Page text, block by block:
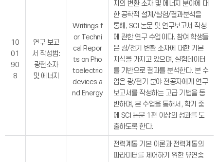
10
01
90
8
연구 보고
서 작성법:
광전소자
및 에너지
Writings f
or Techni
cal Repor
ts on Pho
toelectric
devices a
nd Energy
지의 변환 소자 및 에너지 분야에 대
한 공학적 설계/실험/결과분석을
통해, SCI 논문 및 연구보고서 작성
에 관한 연구 수업이다. 참여 학생들
은 광/전기 변환 소자에 대한 기본
지식을 가지고 있으며, 실험데이터
를 기반으로 결과를 분석한다. 본 수
업은 광/전기 분야 전공자에게 연구
보고서를 작성하는 고급 기법을 동
반하며, 본 수업을 통해서, 학기 중
에 SCI 논문 1편 이상의 성과를 도
출하도록 한다.
전력계통 기본 이론과 전력계통의
파라미터를 제어하기 위한 유연송